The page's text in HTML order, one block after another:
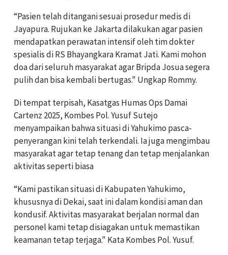
“Pasien telah ditangani sesuai prosedur medis di
Jayapura. Rujukan ke Jakarta dilakukan agar pasien
mendapatkan perawatan intensif oleh tim dokter
spesialis di RS Bhayangkara Kramat Jati. Kami mohon
doa dari seluruh masyarakat agar Bripda Josua segera
pulih dan bisa kembali bertugas." Ungkap Rommy.
Di tempat terpisah, Kasatgas Humas Ops Damai
Cartenz 2025, Kombes Pol. Yusuf Sutejo
menyampaikan bahwa situasi di Yahukimo pasca-
penyerangan kini telah terkendali. Ia juga mengimbau
masyarakat agar tetap tenang dan tetap menjalankan
aktivitas seperti biasa
“Kami pastikan situasi di Kabupaten Yahukimo,
khususnya di Dekai, saat ini dalam kondisi aman dan
kondusif. Aktivitas masyarakat berjalan normal dan
personel kami tetap disiagakan untuk memastikan
keamanan tetap terjaga." Kata Kombes Pol. Yusuf.